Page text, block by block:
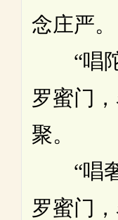
念庄严。
“唱陀
罗蜜门
聚。
“唱奢
罗蜜门